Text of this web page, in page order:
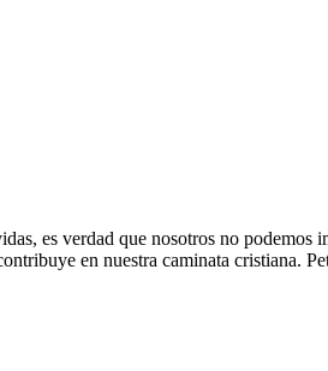
es verdad que nosotros no
en nuestra caminata cristiana.